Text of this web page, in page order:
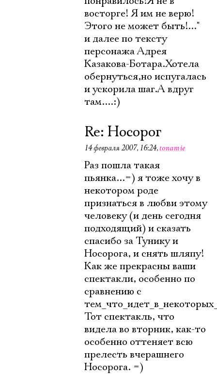
восторге! Я им не верю!
Этого не может быть!..."
и далее по тексту
персонажа Адрея
Казакова-Ботара.Хотела
обернуться,но испугалась
и ускорила шаг.А вдруг
там....:)
Re: Носорог
14 февраля 2007, 16:24, tonamie
Раз пошла такая
пьянка...=) я тоже хочу в
некотором роде
признаться в любви этому
человеку (и день сегодня
подходящий) и сказать
спасибо за Тунику и
Носорога, и снять шляпу!
Как же прекрасны ваши
спектакли, особенно по
сравнению с
Тот спектакль, что
видела во вторник, как-то
особенно оттеняет всю
прелесть вчерашнего
Носорога. =)